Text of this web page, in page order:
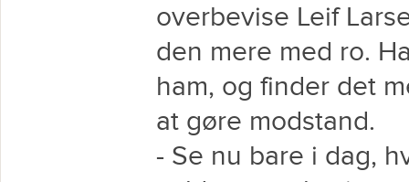
overbevise Leif
den mere med ro.
ham, og finder det
at gøre modstand.
- Se nu bare i dag,